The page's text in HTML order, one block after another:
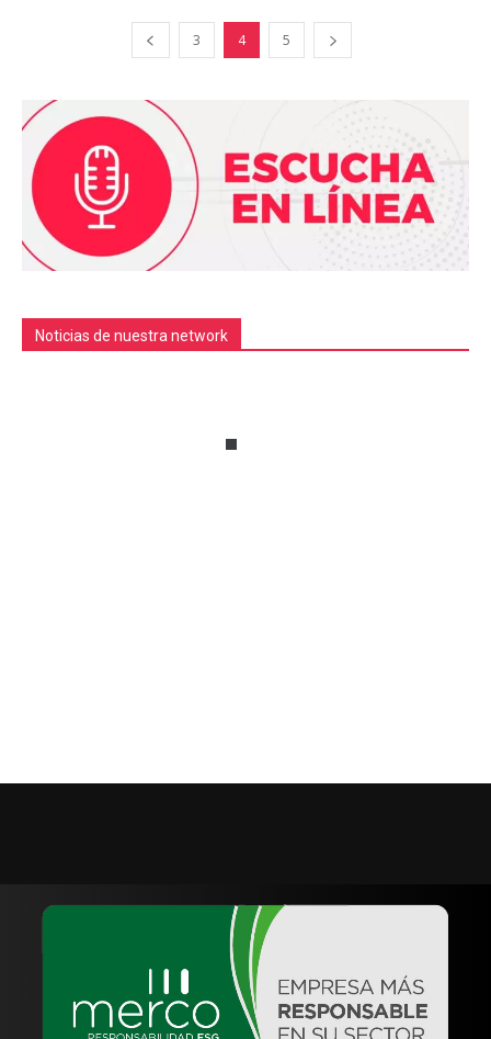
3 4 5
Noticias de nuestra network